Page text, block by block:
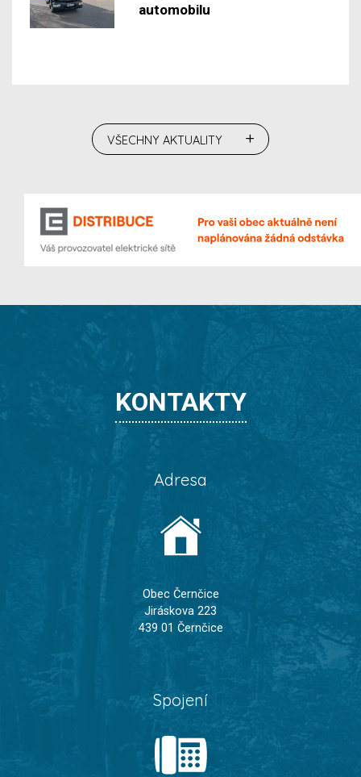
automobilu
VŠECHNY AKTUALITY +
KONTAKTY
Adresa
Obec Černčice
Jiráskova 223
439 01 Černčice
Spojení